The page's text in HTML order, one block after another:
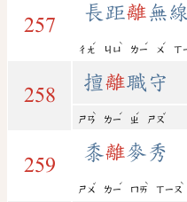
257
長距離無
ㄔㄤ
ˊ
ㄐㄩ
ˋ
ㄌㄧ
ˊ
ㄨ
ˊ
ㄒ
258
擅離職守
ㄕㄢ
ˋ
ㄌㄧ
ˊ
ㄓ
ˊ
ㄕㄡ
ˇ
259
黍離麥秀
ㄕㄨ
ˇ
ㄌㄧ
ˊ
ㄇㄞ
ˋ
ㄒㄧㄡ
ˋ